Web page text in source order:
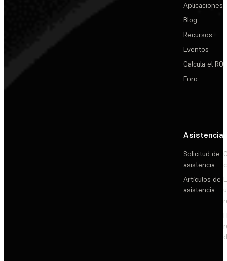
Aplicaciones
Blog
Recursos
Eventos
Calcula el ROI
Foro
Asistencia
Solicitud de
asistencia
Artículos de
asistencia